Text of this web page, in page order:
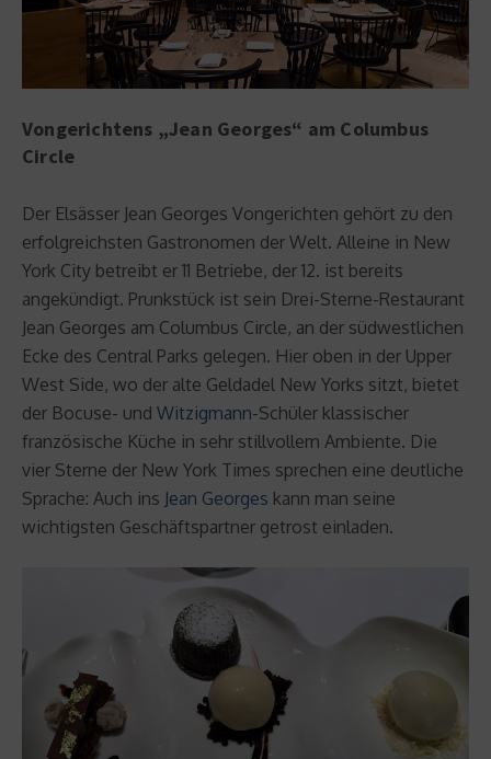
Vongerichtens „Jean Georges“ am Columbus
Circle
Der Elsässer Jean Georges Vongerichten gehört zu den
erfolgreichsten Gastronomen der Welt. Alleine in New
York City betreibt er 11 Betriebe, der 12. ist bereits
angekündigt. Prunkstück ist sein Drei-Sterne-Restaurant
Jean Georges am Columbus Circle, an der südwestlichen
Ecke des Central Parks gelegen. Hier oben in der Upper
West Side, wo der alte Geldadel New Yorks sitzt, bietet
der Bocuse- und Witzigmann-Schüler klassischer
französische Küche in sehr stillvollem Ambiente. Die
vier Sterne der New York Times sprechen eine deutliche
Sprache: Auch ins Jean Georges kann man seine
wichtigsten Geschäftspartner getrost einladen.